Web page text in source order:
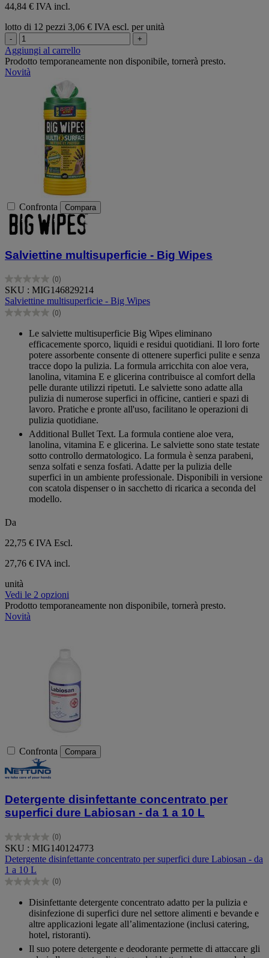
44,84 € IVA incl.
lotto di 12 pezzi 3,06 € IVA escl. per unità
- +
Aggiungi al carrello
Prodotto temporaneamente non disponibile, tornerà presto.
Novità
Confronta Compara
Salviettine multisuperficie - Big Wipes
(0)
0.0
su
5
stelle.
SKU : MIG146829214
Salviettine multisuperficie - Big Wipes
(0)
0.0
Le salviette multisuperficie Big Wipes eliminano
efficacemente sporco, liquidi e residui quotidiani. Il loro forte
potere assorbente consente di ottenere superfici pulite e senza
tracce dopo la pulizia. La formula arricchita con aloe vera,
lanolina, vitamina E e glicerina contribuisce al comfort della
pelle durante utilizzi ripetuti. Le salviette sono adatte alla
pulizia di numerose superfici in officine, cantieri e spazi di
lavoro. Pratiche e pronte all'uso, facilitano le operazioni di
pulizia quotidiane.
Additional Bullet Text. La formula contiene aloe vera,
lanolina, vitamina E e glicerina. Le salviette sono state testate
sotto controllo dermatologico. La formula è senza parabeni,
senza solfati e senza fosfati. Adatte per la pulizia delle
superfici in un ambiente professionale. Disponibili in versione
con scatola dispenser o in sacchetto di ricarica a seconda del
modello.
Da
22,75 € IVA Escl.
27,76 € IVA incl.
unità
Vedi le 2 opzioni
Prodotto temporaneamente non disponibile, tornerà presto.
Novità
Confronta Compara
Detergente disinfettante concentrato per
superfici dure Labiosan - da 1 a 10 L
(0)
0.0
su
5
stelle.
SKU : MIG140124773
Detergente disinfettante concentrato per superfici dure Labiosan - da
1 a 10 L
(0)
0.0
Disinfettante detergente concentrato adatto per la pulizia e
disinfezione di superfici dure nel settore alimenti e bevande e
altre applicazioni legate all’alimentazione (inclusi catering,
hotel, ristoranti).
Il suo potere detergente e deodorante permette di attaccare gli